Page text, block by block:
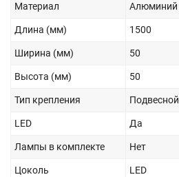
Материал Алюминий
Длина (мм) 1500
Ширина (мм) 50
Высота (мм) 50
Тип крепления Подвесной
LED Да
Лампы в комплекте Нет
Цоколь LED